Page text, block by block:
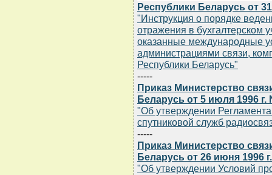
Республики Беларусь от 31
"Инструкция о порядке
отражения в бухгалтерском
оказанные международные
администрациями связи,
Республики Беларусь"
-----
Приказ Министерство
Беларусь от 5 июля 1996
"Об утверждении
спутниковой служб
-----
Приказ Министерство
Беларусь от 26 июня 1996
"Об утверждении Условий